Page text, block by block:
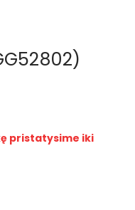
pristatysime iki